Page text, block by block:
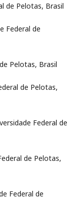
de Pelotas, Brasil
Federal de
Pelotas, Brasil
de Pelotas,
Federal de
de Pelotas,
Federal de